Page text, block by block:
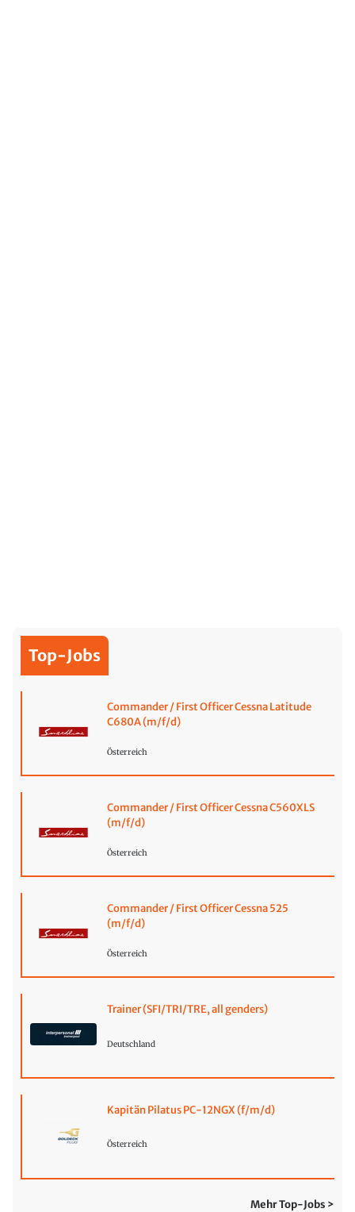
Top-Jobs
Commander / First Officer Cessna Latitude
C680A (m/f/d)
Österreich
Commander / First Officer Cessna C560XLS
(m/f/d)
Österreich
Commander / First Officer Cessna 525
(m/f/d)
Österreich
Trainer (SFI/TRI/TRE, all genders)
Deutschland
Kapitän Pilatus PC-12NGX (f/m/d)
Österreich
Mehr Top-Jobs >